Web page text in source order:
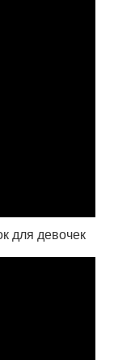
для девочек